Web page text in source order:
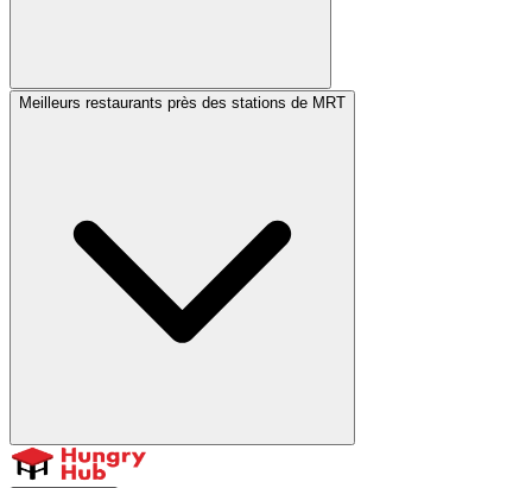
Meilleurs restaurants près des stations de MRT